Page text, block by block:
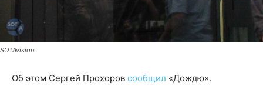
SOTAvision
Об этом Сергей Прохоров сообщил «Дождю».